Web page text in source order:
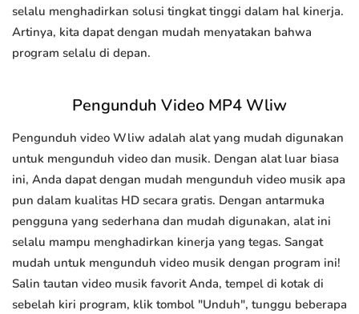
selalu menghadirkan solusi tingkat tinggi dalam hal kinerja.
Artinya, kita dapat dengan mudah menyatakan bahwa
program selalu di depan.
Pengunduh Video MP4 Wliw
Pengunduh video Wliw adalah alat yang mudah digunakan
untuk mengunduh video dan musik. Dengan alat luar biasa
ini, Anda dapat dengan mudah mengunduh video musik apa
pun dalam kualitas HD secara gratis. Dengan antarmuka
pengguna yang sederhana dan mudah digunakan, alat ini
selalu mampu menghadirkan kinerja yang tegas. Sangat
mudah untuk mengunduh video musik dengan program ini!
Salin tautan video musik favorit Anda, tempel di kotak di
sebelah kiri program, klik tombol "Unduh", tunggu beberapa